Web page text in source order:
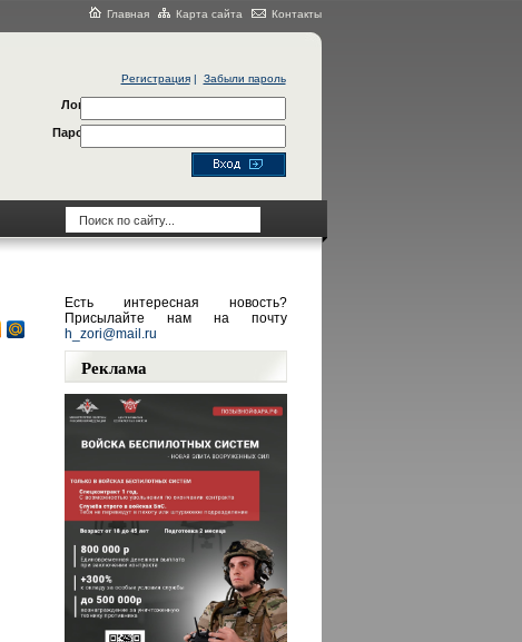
Главная Карта сайта Контакты
Регистрация| Забыли пароль
Логин
Пароль
Есть интересная новость?
Присылайте нам на почту
h_zori@mail.ru
Реклама